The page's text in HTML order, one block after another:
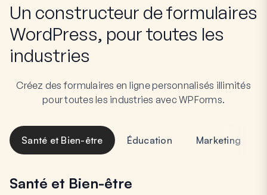
Un constructeur de formulaires
WordPress, pour toutes les
industries
Créez des formulaires en ligne personnalisés illimités
pour toutes les industries avec WPForms.
Santé et Bien-être Éducation Marketing
Santé et Bien-être